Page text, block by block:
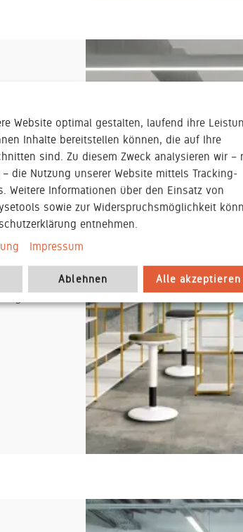
agiler
Website optimal gestalten, laufend ihre
Inhalte bereitstellen können, die auf Ihre
sind. Zu diesem Zweck analysieren wir –
die Nutzung unserer Website mittels Tracking-
Weitere Informationen über den Einsatz von
sowie zur Widerspruchsmöglichkeit
entnehmen.
Impressum
Ablehnen Alle akzeptieren